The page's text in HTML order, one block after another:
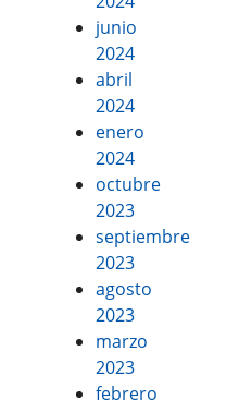
junio
2024
abril
2024
enero
2024
octubre
2023
septiembre
2023
agosto
2023
marzo
2023
febrero